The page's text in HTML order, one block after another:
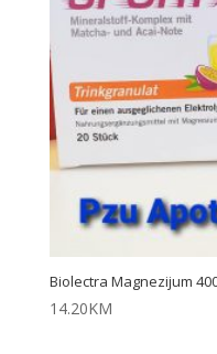
Biolectra Magnezijum
14.20KM